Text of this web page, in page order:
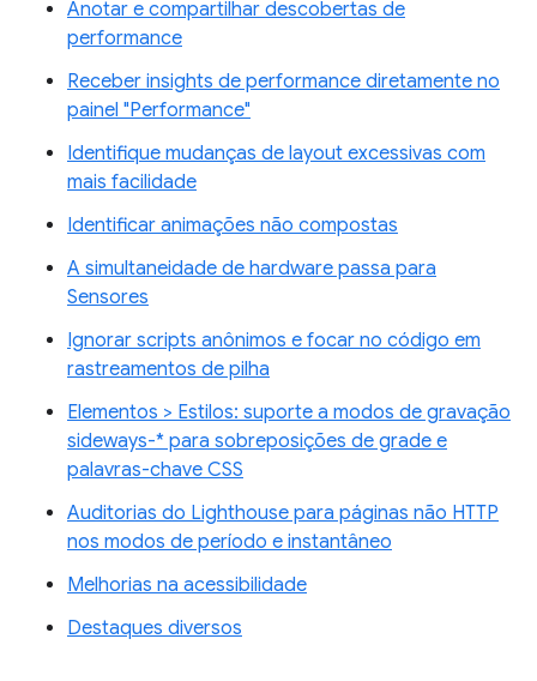
Anotar e compartilhar descobertas de
performance
Receber insights de performance diretamente no
painel "Performance"
Identifique mudanças de layout excessivas com
mais facilidade
Identificar animações não compostas
A simultaneidade de hardware passa para
Sensores
Ignorar scripts anônimos e focar no código em
rastreamentos de pilha
Elementos > Estilos: suporte a modos de gravação
sideways-* para sobreposições de grade e
palavras-chave CSS
Auditorias do Lighthouse para páginas não HTTP
nos modos de período e instantâneo
Melhorias na acessibilidade
Destaques diversos